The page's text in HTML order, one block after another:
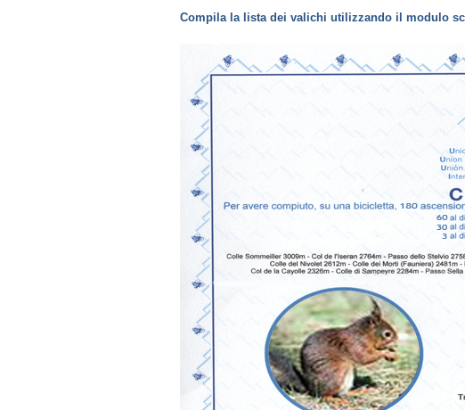
Compila la lista dei valichi utilizzando il modulo